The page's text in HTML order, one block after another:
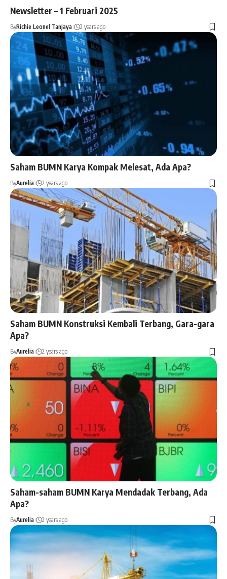
Newsletter – 1 Februari 2025
ByRichie Leonel Tanjaya 2 years ago
Saham BUMN Karya Kompak Melesat, Ada Apa?
ByAurelia 2 years ago
Saham BUMN Konstruksi Kembali Terbang, Gara-gara
Apa?
ByAurelia 2 years ago
Saham-saham BUMN Karya Mendadak Terbang, Ada
Apa?
ByAurelia 2 years ago